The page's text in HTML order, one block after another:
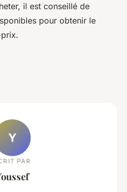
il est conseillé de
pour obtenir le
Y
PAR